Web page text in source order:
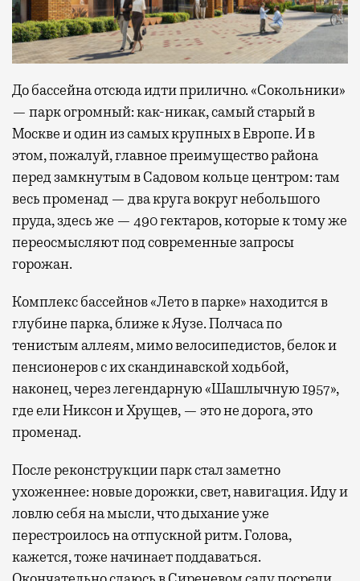
До бассейна отсюда идти прилично. «Сокольники»
— парк огромный: как-никак, самый старый в
Москве и один из самых крупных в Европе. И в
этом, пожалуй, главное преимущество района
перед замкнутым в Садовом кольце центром: там
весь променад — два круга вокруг небольшого
пруда, здесь же — 490 гектаров, которые к тому же
переосмысляют под современные запросы
горожан.
Комплекс бассейнов «Лето в парке» находится в
глубине парка, ближе к Яузе. Полчаса по
тенистым аллеям, мимо велосипедистов, белок и
пенсионеров с их скандинавской ходьбой,
наконец, через легендарную «Шашлычную 1957»,
где ели Никсон и Хрущев, — это не дорога, это
променад.
После реконструкции парк стал заметно
ухоженнее: новые дорожки, свет, навигация. Иду и
ловлю себя на мысли, что дыхание уже
перестроилось на отпускной ритм. Голова,
кажется, тоже начинает поддаваться.